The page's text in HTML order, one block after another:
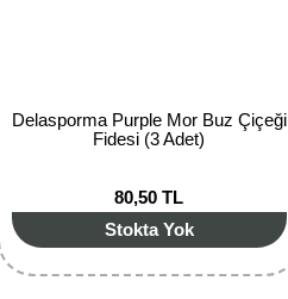
Delasporma Purple Mor Buz Çiçeği
Fidesi (3 Adet)
80,50 TL
Stokta Yok